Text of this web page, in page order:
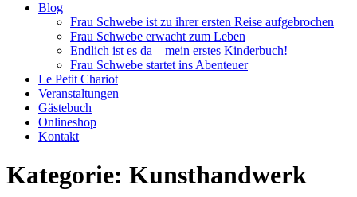
Blog
Frau Schwebe ist zu ihrer ersten Reise aufgebrochen
Frau Schwebe erwacht zum Leben
Endlich ist es da – mein erstes Kinderbuch!
Frau Schwebe startet ins Abenteuer
Le Petit Chariot
Veranstaltungen
Gästebuch
Onlineshop
Kontakt
Kategorie: Kunsthandwerk